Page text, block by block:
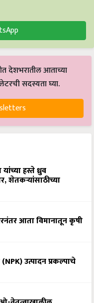
देशभरातील आताच्या
सदस्यता घ्या.
हस्ते ध्रुव
शेतकऱ्यांसाठीच्या
आता विमानातून कृषी
(NPK) उत्पादन प्रकल्पाचे